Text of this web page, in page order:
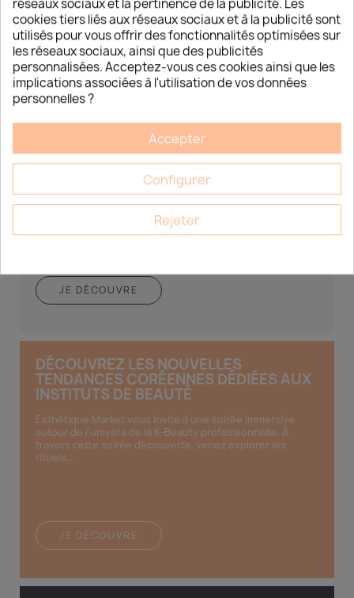
DÉCOUVREZ LES NOUVELLES
TENDANCES CORÉENNES DÉDIÉES AUX
INSTITUTS DE BEAUTÉ
Découvrez les nouvelles tendances coréennes dédiées
aux instituts de beauté Esthétique Market 15 Chemin du
Bois Rond, LOT A7...
JE DÉCOUVRE
DÉCOUVREZ LES NOUVELLES
TENDANCES CORÉENNES DÉDIÉES AUX
INSTITUTS DE BEAUTÉ
Esthétique Market vous invite à une soirée immersive
autour de l’univers de la K-Beauty professionnelle. À
travers cette soirée découverte, venez explorer les
rituels...
JE DÉCOUVRE
réseaux sociaux et la pertinence de la publicité. Les
cookies tiers liés aux réseaux sociaux et à la publicité sont
utilisés pour vous offrir des fonctionnalités optimisées sur
les réseaux sociaux, ainsi que des publicités
personnalisées. Acceptez-vous ces cookies ainsi que les
implications associées à l'utilisation de vos données
personnelles ?
Accepter
Configurer
Rejeter